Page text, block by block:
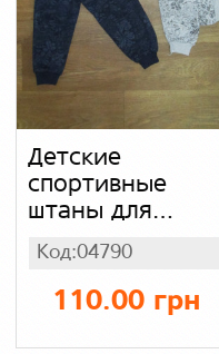
Детские
спортивные
штаны для
мальчика с
карманами
Турция, начес
Код:04790
110.00 грн